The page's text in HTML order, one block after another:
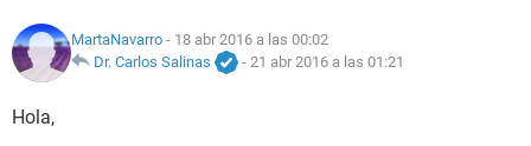
NUTRICIÓNMartaNavarro - 18 abr 2016 a las 00:02
Dr. Carlos Salinas
- 21 abr 2016 a las 01:21
Hola,